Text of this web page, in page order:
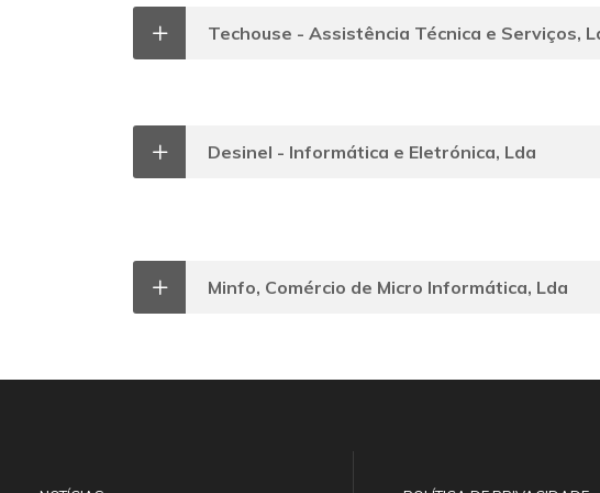
Techouse - Assistência Técnica e Serviços,
Desinel - Informática e Eletrónica, Lda
Minfo, Comércio de Micro Informática, Lda